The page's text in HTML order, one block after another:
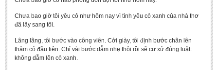
Chưa bao giờ tôi yêu cỏ như hôm nay vì tình yêu cỏ xanh của nhà thơ
đã lây sang tôi.
Lâng lâng, tôi bước vào công viên. Cởi giày, tôi định bước chân lên
thảm cỏ đầu tiên. Chỉ vài bước dẫm nhẹ thôi rồi sẽ cư xử đúng luật:
không dẫm lên cỏ xanh.